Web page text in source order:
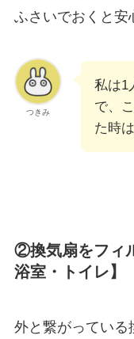
ふさいでおくと安
つきみ
私は1
で、
た時
②換気扇をフィ
浴室・トイレ】
外と繋がっている